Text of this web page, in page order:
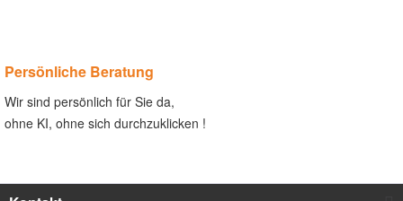
Persönliche Beratung
Wir sind persönlich für Sie da,
ohne KI, ohne sich durchzuklicken !